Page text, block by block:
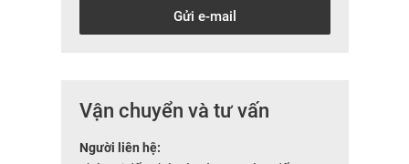
Gửi e-mail
Vận chuyển và tư vấn
Người liên hệ: